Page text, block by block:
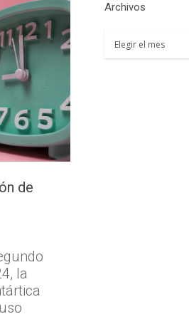
de
la
Archivos
Archivos